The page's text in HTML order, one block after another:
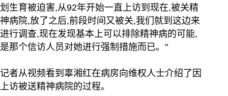
划生育被迫害,从92年开始一直上访到现在,被关精
神病院,放了之后,前段时间又被关,我们就到这边来
进行调查,现在发现基本上可以排除精神病的可能,
是那个信访人员对她进行强制措施而已。"
记者从视频看到辜湘红在病房向维权人士介绍了因
上访被送精神病院的过程。